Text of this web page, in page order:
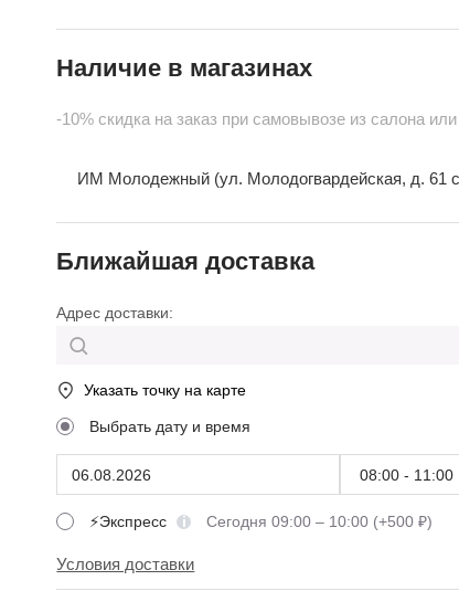
Наличие в магазинах
-10% скидка на заказ при самовывозе из салона
ИМ Молодежный (ул. Молодогвардейская, д. 61
Ближайшая доставка
Адрес доставки:
Указать точку на карте
Выбрать дату и время
⚡Экспресс Сегодня 09:00 – 10:00 (+500 ₽)
Условия доставки